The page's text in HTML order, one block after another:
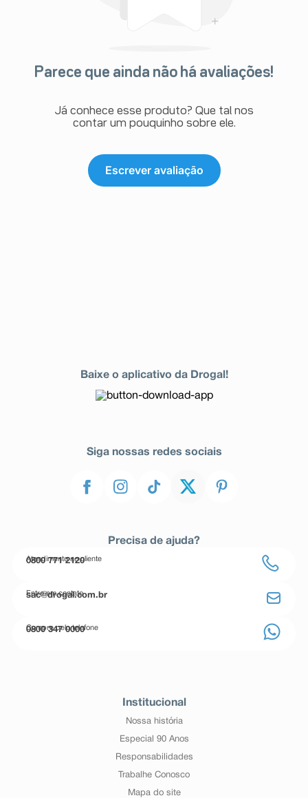
Parece que ainda não há avaliações!
Já conhece esse produto? Que tal nos
contar um pouquinho sobre ele.
Escrever avaliação
Baixe o aplicativo da Drogal!
Siga nossas redes sociais
Precisa de ajuda?
Atendimento ao cliente
0800 771 2120
Entre em contato
sac@drogal.com.br
Compre pelo telefone
0800 347 0000
Institucional
Nossa história
Especial 90 Anos
Responsabilidades
Trabalhe Conosco
Mapa do site